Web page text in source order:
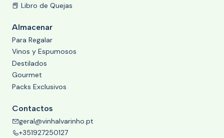
📕 Libro de Quejas
Almacenar
Para Regalar
Vinos y Espumosos
Destilados
Gourmet
Packs Exclusivos
Contactos
geral@vinhalvarinho.pt
+351927250127